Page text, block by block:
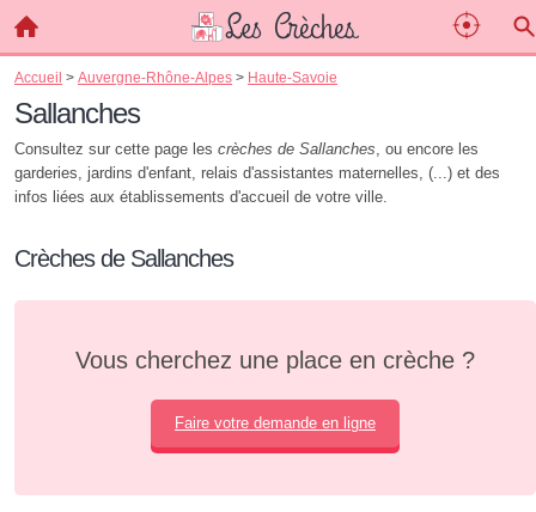
Accueil > Auvergne-Rhône-Alpes > Haute-Savoie
Sallanches
Consultez sur cette page les crèches de Sallanches, ou encore les
garderies, jardins d'enfant, relais d'assistantes maternelles, (...) et des
infos liées aux établissements d'accueil de votre ville.
Crèches de Sallanches
Vous cherchez une place en crèche ?
Faire votre demande en ligne